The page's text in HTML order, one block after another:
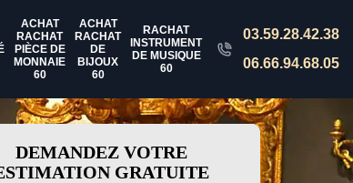
ACHAT
RACHAT
PIÈCE DE
MONNAIE
60
ACHAT
RACHAT
DE
BIJOUX
60
RACHAT
INSTRUMENT
DE MUSIQUE
60
03.59.28.42.38
06.66.94.68.05
DEMANDEZ VOTRE
GRATUITE